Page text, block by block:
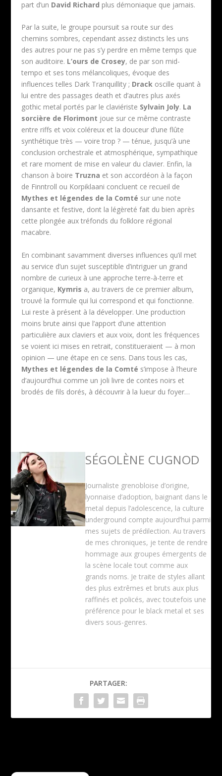
part d’un David Richard plus démoniaque que jamais.
Par la suite, le groupe poursuit sa route sur des
chemins sombres, cependant assez distincts les uns
des autres pour ne pas s’y perdre en même temps que
son auditoire. L’ours de Crosey, de par son mid-
tempo et ses tons mélancoliques, évoque des
influences telles Dark Tranquillity ; Drackoscille quant à
lui entre des passages death et d’autres plus axés
gothic metal portés par le claviériste Sylvain Joly. La
sorcière de Florimont joue sur ce même contraste
entre riffs et voix coléreux et la douceur d’une flûte
synthétique très — voire trop ? — ténue, jusqu’à une
conclusion orchestrale et atmosphérique, sympathique
et rare moment de mise en valeur du clavier. Enfin, la
chanson à boire Truzna et son accordéon à la façon
de Finntroll ou Korpiklaani concluent ce recueil de
Mythes et légendes de la Comté sur une note
dansante et festive, dont la légèreté fait du bien après
cette plongée aux tréfonds du folklore régional
macabre.
En combinant savamment diverses influences qu’il met
au service d’un sujet susceptible d’intriguer un grand
nombre de curieux à une approche terre-à-terre et
organique, Kymris a, au travers de ce premier album,
trouvé la formule qui lui correspond et qui fonctionne.
Lui reste à présent à la développer. Une production
moins brute ainsi que l’apport d’une attention
particulière aux claviers et aux voix, dont les fréquences
se voient ici mises en retrait, constitueraient — à mon
opinion — une étape en ce sens. Dans tous les cas,
Mythes et légendes de la Comté s’impose à l’heure
d’aujourd’hui comme un joli livre de contes noirs et
brodés de fils dorés, à découvrir à la lueur du foyer…
SÉGOLÈNE CUGNOD
Journaliste grenobloise d’origine,
lyonnaise d’adoption, baignant dans le
metal depuis l’adolescence, la culture
underground compte aujourd’hui parmi
mes sujets de prédilection. Au travers
de mes chroniques, je tente de rendre
hommage aux groupes émergents de
la scène locale tout comme aux
grands noms. Je traite de styles allant
des plus extrêmes et bruts aux plus
raffinés et policés, avec toutefois une
préférence pour le black metal et ses
divers sous-genres.
PARTAGER: